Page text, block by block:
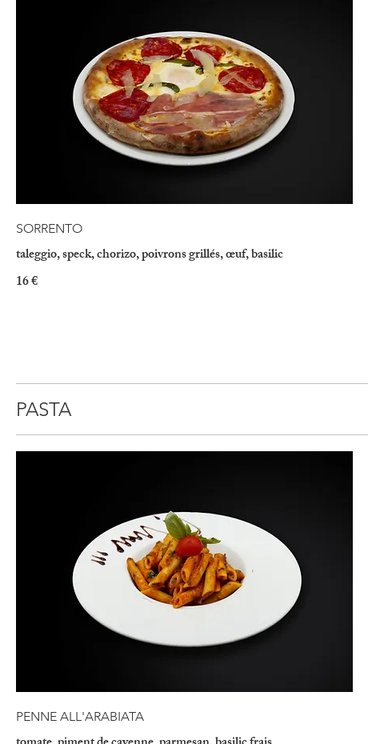
SORRENTO
taleggio, speck, chorizo, poivrons grillés, œuf, basilic
16 €
PASTA
PENNE ALL'ARABIATA